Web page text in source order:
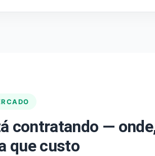
contratando —
que custo